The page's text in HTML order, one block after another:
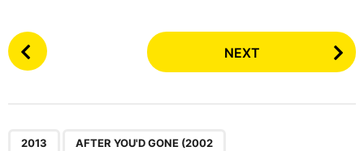
P
o
NEXT
2013 AFTER YOU'D GONE (2002